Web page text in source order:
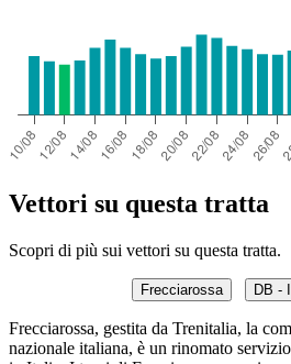
Vettori su questa tratta
Scopri di più sui vettori su questa tratta.
Frecciarossa DB -
Frecciarossa, gestita da Trenitalia, la
nazionale italiana, è un rinomato